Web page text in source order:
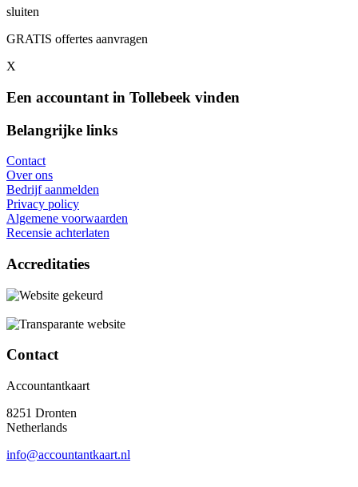
sluiten
GRATIS offertes aanvragen
X
Een accountant in Tollebeek vinden
Belangrijke links
Contact
Over ons
Bedrijf aanmelden
Privacy policy
Algemene voorwaarden
Recensie achterlaten
Accreditaties
Contact
Accountantkaart
8251 Dronten
Netherlands
info@accountantkaart.nl